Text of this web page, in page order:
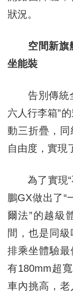
狀況。
空間新旗艦
坐能裝
告別傳統全
六人行李箱”
動三折疊，
自由度，實現
為了實現“
鵬GX做出了“
爾法”的越級
間，也是同
排乘坐體驗
有180mm超
車內挑高，